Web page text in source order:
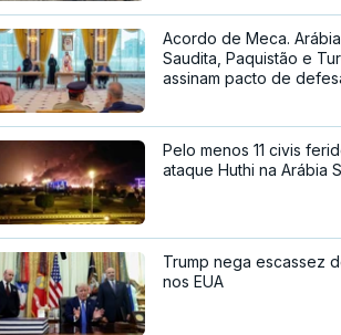
Acordo de Meca. Arábia
Saudita, Paquistão e
assinam pacto de
Pelo menos 11 civis
ataque Huthi na Arábia
Trump nega escassez
nos EUA